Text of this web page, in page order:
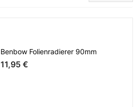
Benbow Folienradierer 90mm
11,95 €